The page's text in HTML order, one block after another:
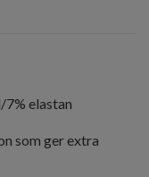
elastan
som ger extra